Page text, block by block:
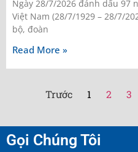
Ngày 28/7/2026 đánh dấu 97
Việt Nam (28/7/1929 – 28/7/
bộ, đoàn
Read More »
Trước 1 2 3
Gọi Chúng Tôi